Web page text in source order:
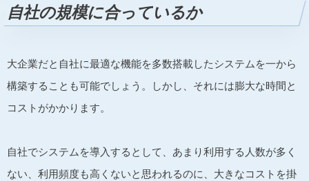
自社の規模に合っているか
大企業だと自社に最適な機能を多数搭載したシステムを一から
構築することも可能でしょう。しかし、それには膨大な時間と
コストがかかります。
自社でシステムを導入するとして、あまり利用する人数が多く
ない、利用頻度も高くないと思われるのに、大きなコストを掛